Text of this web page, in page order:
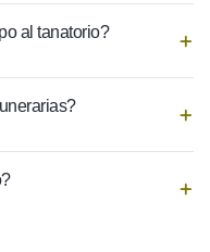
al tanatorio?